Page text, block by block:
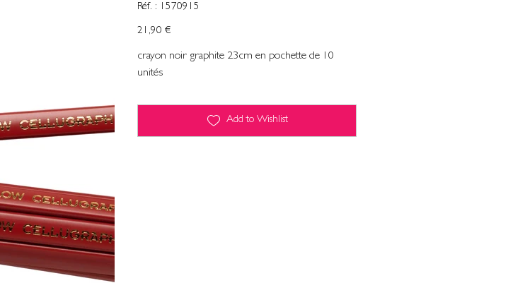
Réf. :
SKU
1570915
1570915
Prix
21,90 €
crayon noir graphite 23cm en pochette de 10
unités
Add to Wishlist